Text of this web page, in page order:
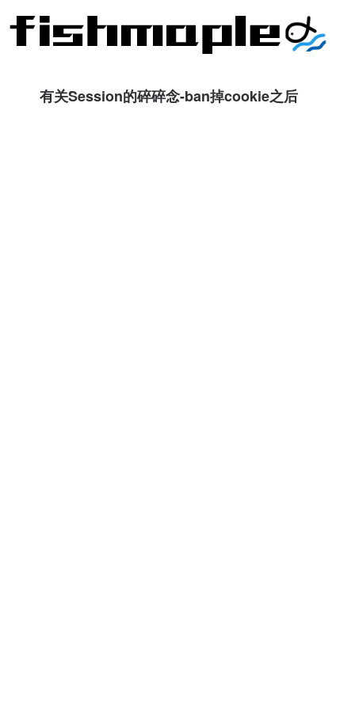
有关Session的碎碎念-ban掉cookie之后